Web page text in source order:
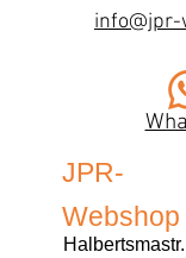
JPR-
Webshop